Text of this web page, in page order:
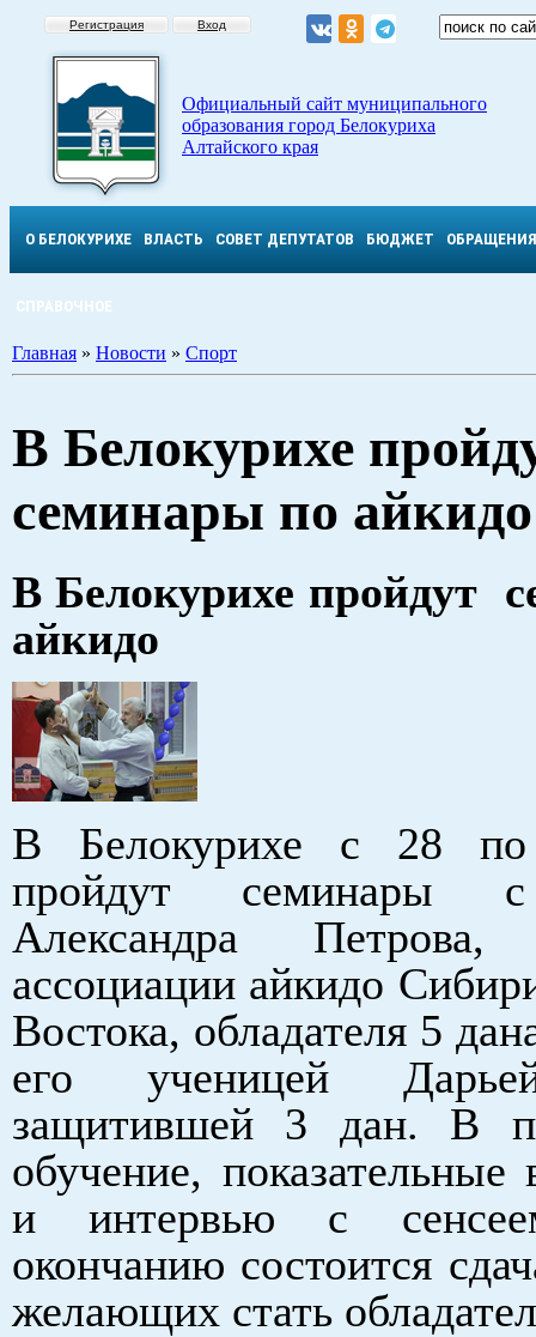
Регистрация Вход
Официальный сайт муниципального
образования город Белокуриха
Алтайского края
О БЕЛОКУРИХЕ ВЛАСТЬ СОВЕТ ДЕПУТАТОВ БЮДЖЕТ ОБРАЩЕНИЯ
СПРАВОЧНОЕ
Главная » Новости » Спорт
В Белокурихе
семинары по айкидо
В Белокурихе пройдут
айкидо
В Белокурихе с 28
пройдут семинары
Александра Петрова,
ассоциации айкидо
Востока, обладателя 5
его ученицей
защитившей 3 дан. В
обучение, показательные
и интервью с
окончанию состоится
желающих стать